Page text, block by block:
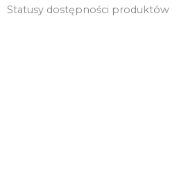
Statusy dostępności produktów